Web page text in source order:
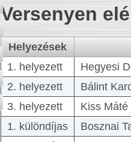
Versenyen
Helyezések
1. helyezett
Hegyesi
2. helyezett
Bálint
3. helyezett
Kiss
1. különdíjas
Bosznai